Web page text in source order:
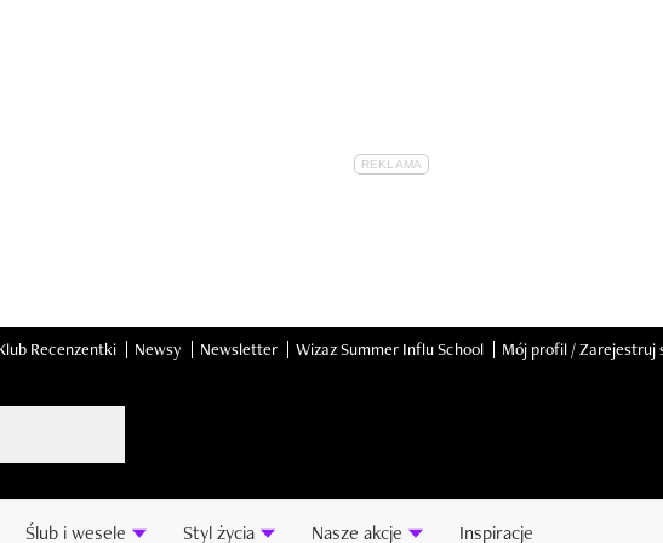
Recenzentki Newsy Newsletter Wizaz Summer Influ School Mój profil / Zarejestruj
Ślub i wesele Styl życia Nasze akcje Inspiracje